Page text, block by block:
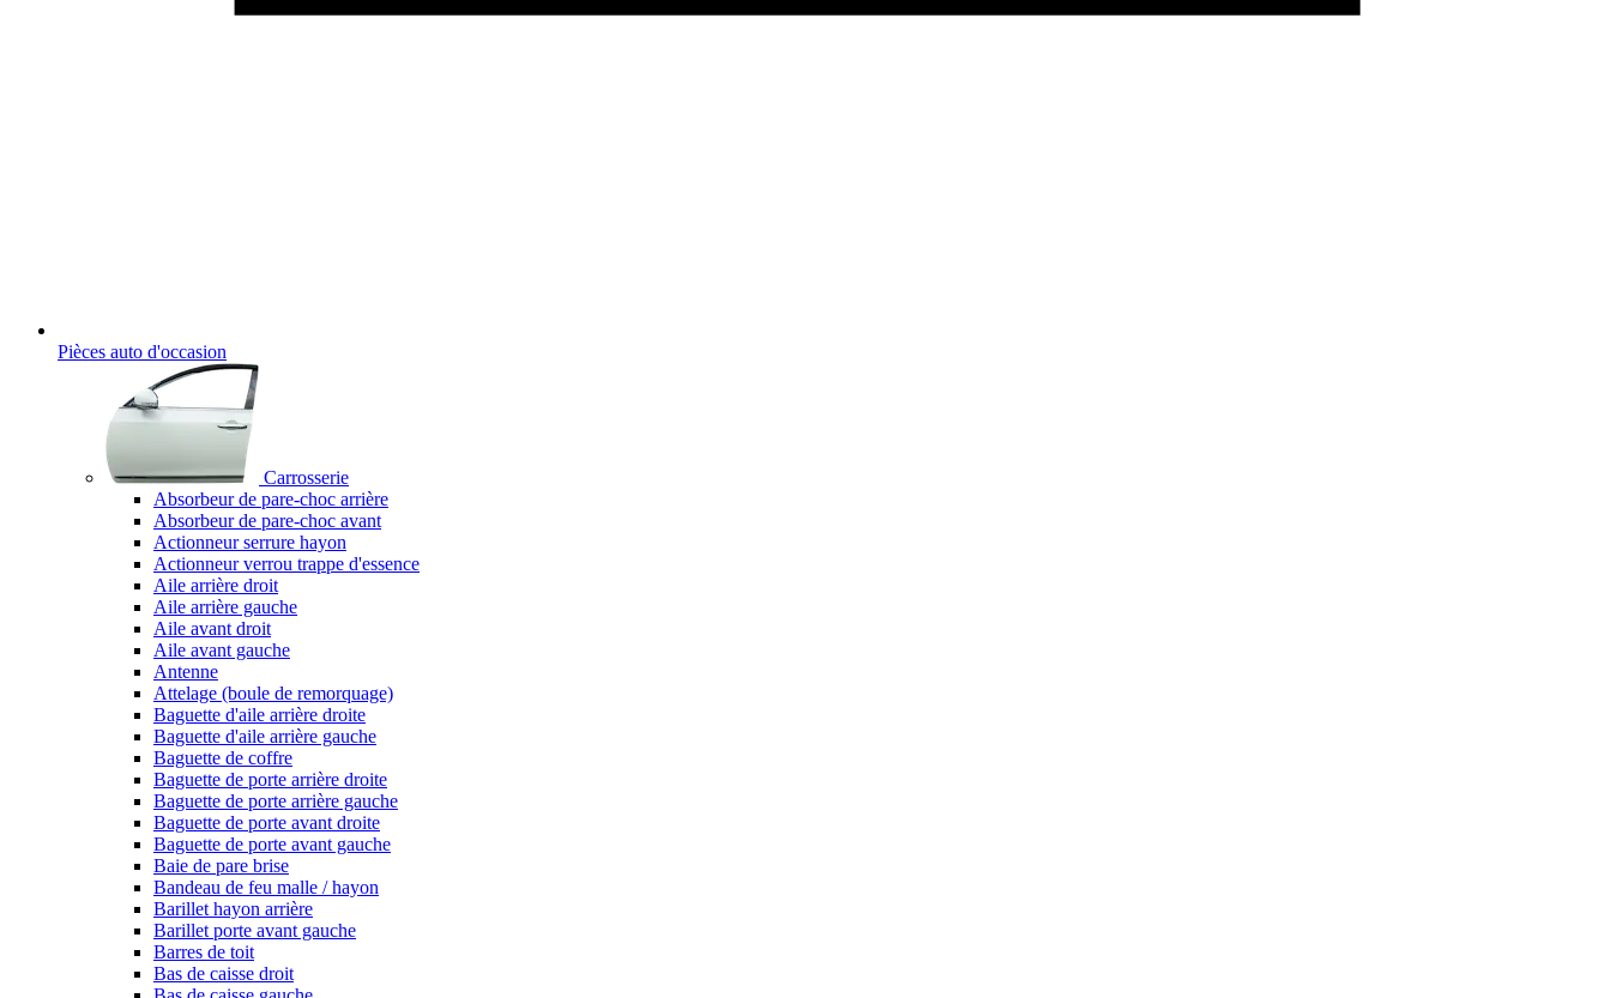
Pièces auto d'occasion
Carrosserie
Absorbeur de pare-choc arrière
Absorbeur de pare-choc avant
Actionneur serrure hayon
Actionneur verrou trappe d'essence
Aile arrière droit
Aile arrière gauche
Aile avant droit
Aile avant gauche
Antenne
Attelage (boule de remorquage)
Baguette d'aile arrière droite
Baguette d'aile arrière gauche
Baguette de coffre
Baguette de porte arrière droite
Baguette de porte arrière gauche
Baguette de porte avant droite
Baguette de porte avant gauche
Baie de pare brise
Bandeau de feu malle / hayon
Barillet hayon arrière
Barillet porte avant gauche
Barres de toit
Bas de caisse droit